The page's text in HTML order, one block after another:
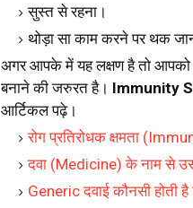
सुस्त से रहना।
थोड़ा सा काम करने पर थक
अगर आपके में यह लक्षण है तो आपको
बनाने की जरुरत है। Immunity
आर्टिकल पढ़े।
रोग प्रतिरोधक क्षमता
दवा (Medicine) के नाम से
Generic दवाई कौनसी होती